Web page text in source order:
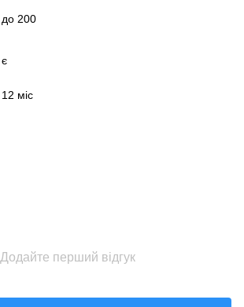
до 200
є
12 міс
Додайте перший відгук